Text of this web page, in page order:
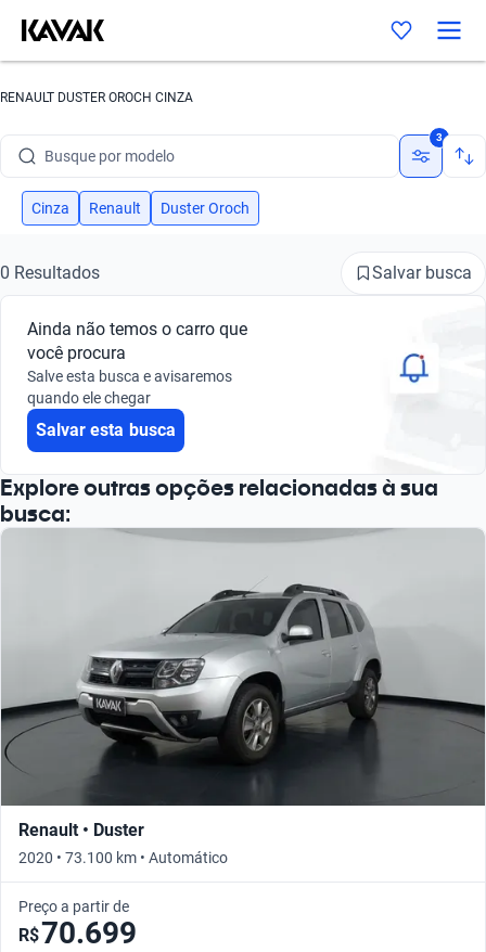
RENAULT DUSTER OROCH CINZA
Busque por modelo
Busque por versão
Busque por marca
Busque por modelo
Busque por versão
3
Cinza Renault Duster Oroch
0 Resultados Salvar busca
Ainda não temos o carro que
você procura
Salve esta busca e avisaremos
quando ele chegar
Salvar esta busca
Explore outras opções relacionadas à sua
busca:
Renault • Duster
2020 • 73.100 km • Automático
Preço a partir de
R$70.699